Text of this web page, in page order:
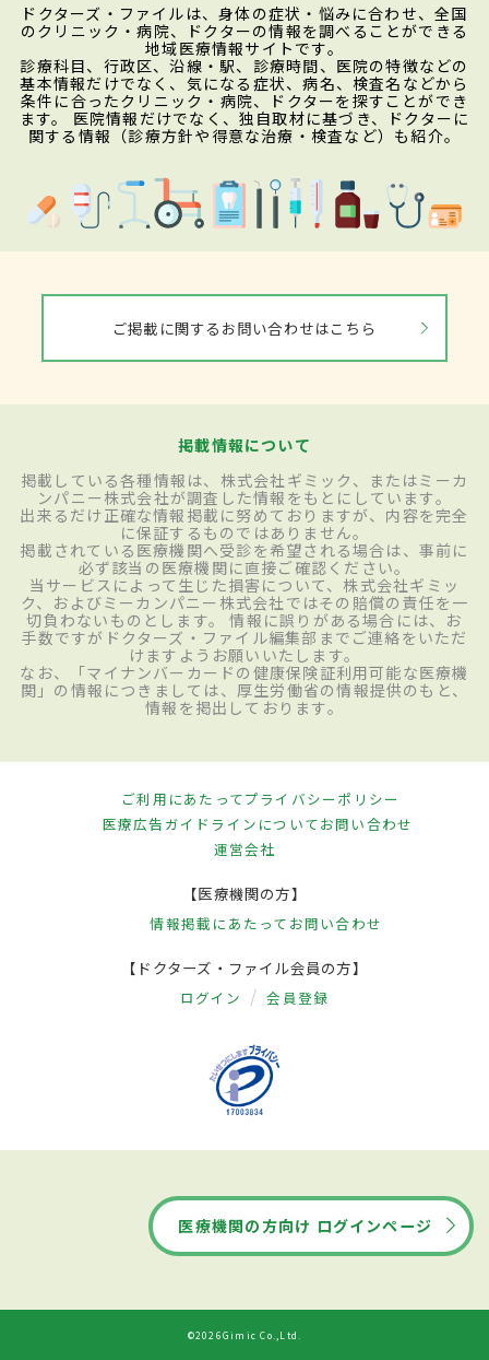
ドクターズ・ファイルは、身体の症状・悩みに合わせ、全国
のクリニック・病院、ドクターの情報を調べることができる
地域医療情報サイトです。
診療科目、行政区、沿線・駅、診療時間、医院の特徴などの
基本情報だけでなく、気になる症状、病名、検査名などから
条件に合ったクリニック・病院、ドクターを探すことができ
ます。 医院情報だけでなく、独自取材に基づき、ドクターに
関する情報（診療方針や得意な治療・検査など）も紹介。
ご掲載に関するお問い合わせはこちら
掲載情報について
掲載している各種情報は、株式会社ギミック、またはミーカ
ンパニー株式会社が調査した情報をもとにしています。
出来るだけ正確な情報掲載に努めておりますが、内容を完全
に保証するものではありません。
掲載されている医療機関へ受診を希望される場合は、事前に
必ず該当の医療機関に直接ご確認ください。
当サービスによって生じた損害について、株式会社ギミッ
ク、およびミーカンパニー株式会社ではその賠償の責任を一
切負わないものとします。 情報に誤りがある場合には、お
手数ですがドクターズ・ファイル編集部までご連絡をいただ
けますようお願いいたします。
なお、「マイナンバーカードの健康保険証利用可能な医療機
関」の情報につきましては、厚生労働省の情報提供のもと、
情報を掲出しております。
ご利用にあたってプライバシーポリシー
医療広告ガイドラインについてお問い合わせ
運営会社
【医療機関の方】
情報掲載にあたって お問い合わせ
【ドクターズ・ファイル会員の方】
ログイン 会員登録
医療機関の方向け ログインページ
©2026Gimic Co.,Ltd.